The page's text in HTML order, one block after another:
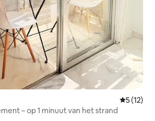
5 (12)
– op 1 minuut van het strand